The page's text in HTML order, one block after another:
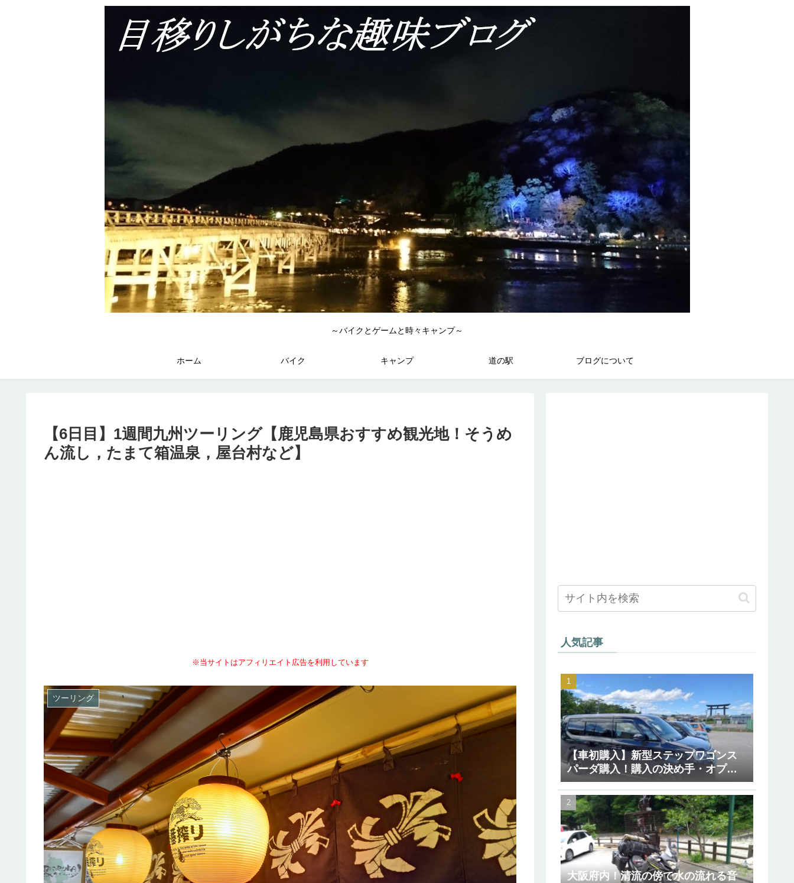
～バイクとゲームと時々キャンプ～
ホーム バイク キャンプ 道の駅 ブログについて
【6日目】1週間九州ツーリング【鹿児島県おすすめ観光地！そうめ
ん流し，たまて箱温泉，屋台村など】
※当サイトはアフィリエイト広告を利用しています
ツーリング
人気記事
【車初購入】新型ステップワゴンス
パーダ購入！購入の決め手・オプシ
ョン等紹介【RP8】
大阪府内！清流の傍で水の流れる音